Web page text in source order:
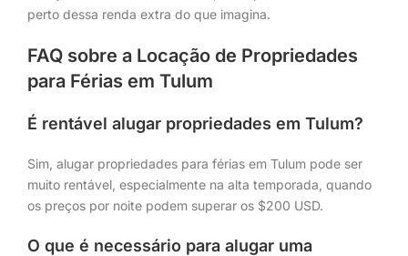
perto dessa renda extra do que imagina.
FAQ sobre a Locação de Propriedades
para Férias em Tulum
É rentável alugar propriedades em Tulum?
Sim, alugar propriedades para férias em Tulum pode ser
muito rentável, especialmente na alta temporada, quando
os preços por noite podem superar os $200 USD.
O que é necessário para alugar uma